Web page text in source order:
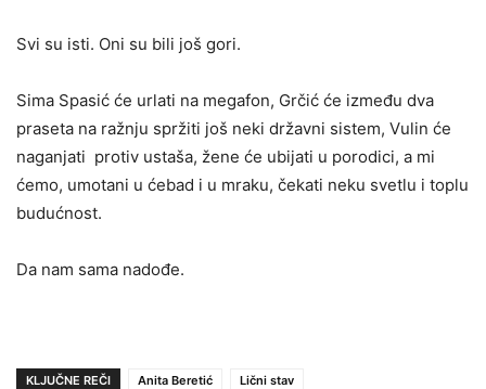
Svi su isti. Oni su bili još gori.
Sima Spasić će urlati na megafon, Grčić će između dva
praseta na ražnju spržiti još neki državni sistem, Vulin će
naganjati protiv ustaša, žene će ubijati u porodici, a mi
ćemo, umotani u ćebad i u mraku, čekati neku svetlu i toplu
budućnost.
Da nam sama nadođe.
KLJUČNE REČI Anita Beretić Lični stav